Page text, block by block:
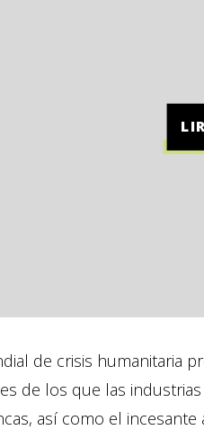
de crisis humanitaria
de los que las
así como el